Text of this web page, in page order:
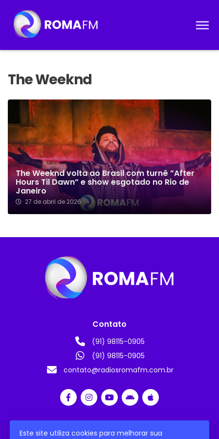
The Weeknd volta ao Brasil com turnê ”After
Hours Til Dawn” e show esgotado no Rio de
Janeiro
27 de abril de 2026
Este site utiliza cookies para melhorar sua
Contato
(91) 98115-0905
(91) 98115-0905
contato@radiosromafm.com.br